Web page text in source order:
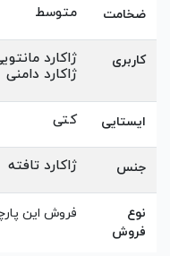
ضخامت متوسط
کاربری
ژاکارد
ژاکارد دامنی
ایستایی کتی
جنس ژاکارد تافته
نوع
فروش
فروش این